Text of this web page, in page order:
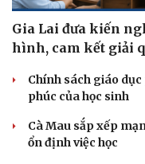
Gia Lai đưa kiến
hình, cam kết giải
Chính sách giáo
phúc của học sinh
Cà Mau sắp xếp
ổn định việc học